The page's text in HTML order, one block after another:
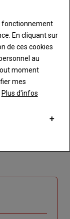
de Touraine
au format
fonctionnement
En cliquant sur
de ces cookies
au
moment
mes
Plus d'infos